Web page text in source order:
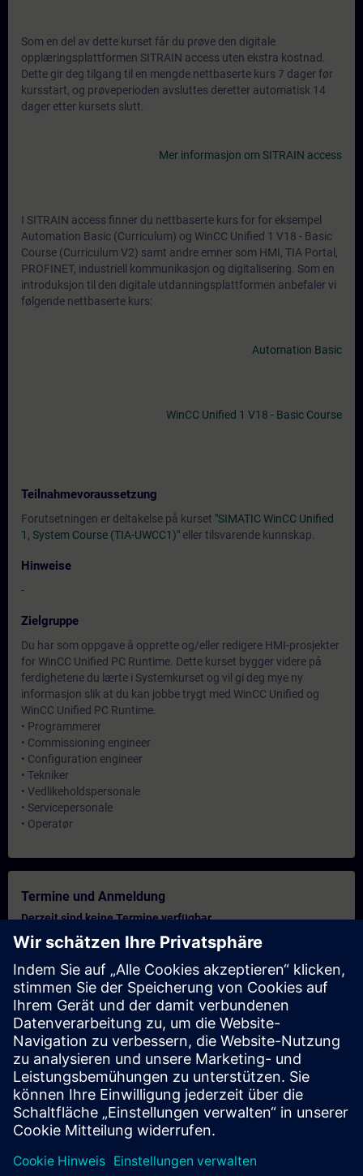
Som en del av dette kurset får du prøve den digitale
opplæringsplattformen SITRAIN access uten ekstra kostnad.
Dette gir deg tilgang til en mengde nettbaserte kurs 7 dager før
kursstart, og prøveperioden avsluttes deretter automatisk 14
dager etter kursets slutt.
Mer informasjon om SITRAIN access
I SITRAIN access finner du nettbaserte kurs for for eksempel
Automation Basic (Curriculum) og WinCC Unified 1 V18 - Basic
Course (Curriculum V2) samt andre emner som HMI, TIA Portal,
PROFINET, industriell kommunikasjon og digitalisering. Som en
introduksjon til den digitale utdanningsplattformen anbefaler vi
følgende nettbaserte kurs:
Automation Basic
WinCC Unified 1 V18 - Basic Course
Teilnahmevoraussetzung
Forutsetningen er deltakelse på kurset "SIMATIC WinCC Unified
1, System Course (TIA-UWCC1)" eller tilsvarende kunnskap.
Hinweise
-
Zielgruppe
Du har som oppgave å opprette og/eller redigere HMI-prosjekter
for WinCC Unified PC Runtime. Dette kurset bygger videre på
ferdighetene du lærte i Systemkurset og vil gi deg mye ny
informasjon slik at du kan jobbe trygt med WinCC Unified og
WinCC Unified PC Runtime.
• Programmerer
• Commissioning engineer
• Configuration engineer
• Tekniker
• Vedlikeholdspersonale
• Servicepersonale
• Operatør
Termine und Anmeldung
Derzeit sind keine Termine verfügbar
Setzen Sie sich auf die Interessentenliste und erhalten Sie eine
Benachrichtigung sobald neue Termine verfügbar sind.
Benachrichtigungsservice aktivieren
Personalisiertes Angebot
Sie benötigen ein persönliches Angebot? Nach Angabe Ihrer
persönlichen Daten senden wir Ihnen umgehend ein
personalisiertes Angebot an Ihre Emailadresse.
Persönliches Angebot zusenden